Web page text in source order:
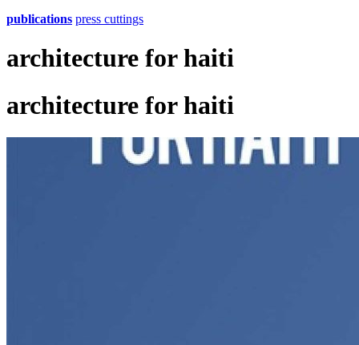
publications press cuttings
architecture for haiti
architecture for haiti